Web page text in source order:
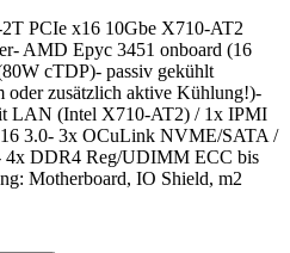
PCIe x16 10Gbe X710-AT2
AMD Epyc 3451 onboard (16
cTDP)- passiv gekühlt
oder zusätzlich aktive Kühlung!)-
LAN (Intel X710-AT2) / 1x IPMI
3.0- 3x OCuLink NVME/SATA /
4x DDR4 Reg/UDIMM ECC bis
Motherboard, IO Shield, m2